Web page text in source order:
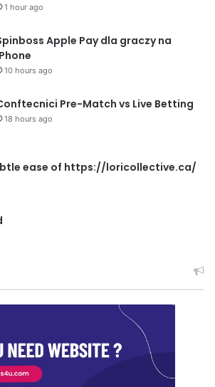
1 hour ago
Apple Pay dla graczy na
10 hours ago
Pre-Match vs Live Betting
18 hours ago
ease of https://loricollective.ca/